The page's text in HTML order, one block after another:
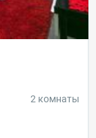
2 комнаты